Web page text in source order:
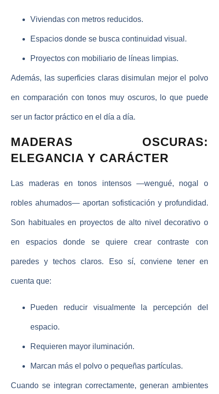
Viviendas con metros reducidos.
Espacios donde se busca continuidad visual.
Proyectos con mobiliario de líneas limpias.
Además, las superficies claras disimulan mejor el polvo
en comparación con tonos muy oscuros, lo que puede
ser un factor práctico en el día a día.
MADERAS OSCURAS:
ELEGANCIA Y CARÁCTER
Las maderas en tonos intensos —wengué, nogal o
robles ahumados— aportan sofisticación y profundidad.
Son habituales en proyectos de alto nivel decorativo o
en espacios donde se quiere crear contraste con
paredes y techos claros. Eso sí, conviene tener en
cuenta que:
Pueden reducir visualmente la percepción del
espacio.
Requieren mayor iluminación.
Marcan más el polvo o pequeñas partículas.
Cuando se integran correctamente, generan ambientes